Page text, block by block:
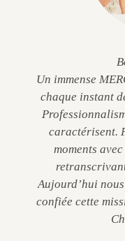
Un immense
chaque instant
caractérisent.
moments
Aujourd’hui
confiée cette